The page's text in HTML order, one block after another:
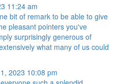
11:24 am
bit of remark to be able to give
pleasant pointers you've
surprisingly generous of
what many of us could
2023 10:08 pm